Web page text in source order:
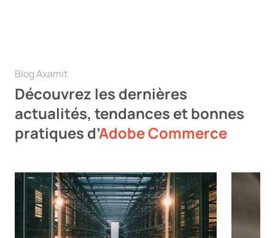
Blog Axamit
Découvrez les dernières
actualités, tendances et bonnes
pratiques d’Adobe Commerce